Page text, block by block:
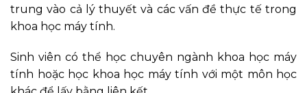
trung vào cả lý thuyết và các vấn đề thực tế trong
khoa học máy tính.
Sinh viên có thể học chuyên ngành khoa học máy
tính hoặc học khoa học máy tính với một môn học